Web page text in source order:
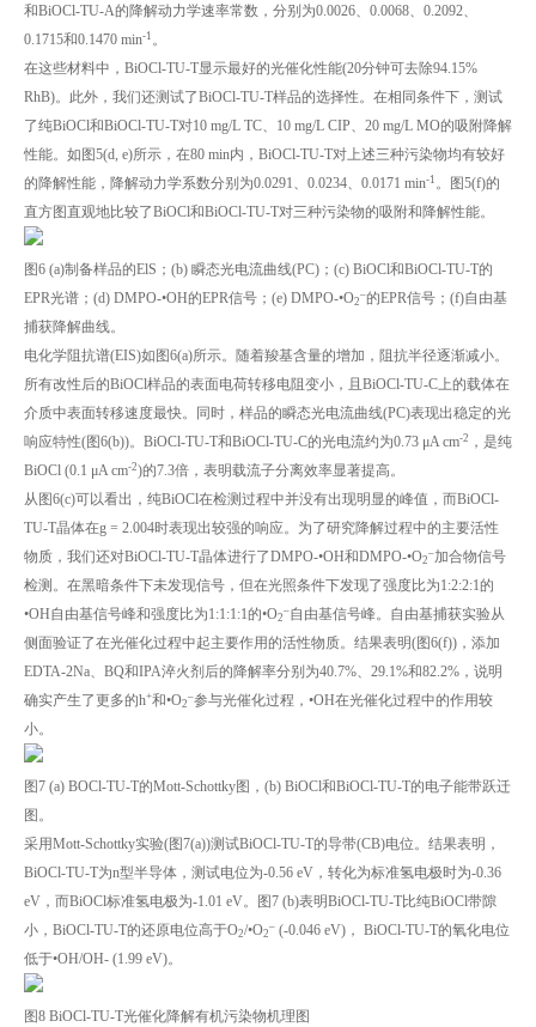
和BiOCl-TU-A的降解动力学速率常数，分别为0.0026、0.0068、0.2092、
0.1715和0.1470 min-1 。
在这些材料中，BiOCl-TU-T显示最好的光催化性能(20分钟可去除94.15%
RhB)。此外，我们还测试了BiOCl-TU-T样品的选择性。在相同条件下，测试
了纯BiOCl和BiOCl-TU-T对10 mg/L TC、10 mg/L CIP、20 mg/L MO的吸附降解
性能。如图5(d, e)所示，在80 min内，BiOCl-TU-T对上述三种污染物均有较好
的降解性能，降解动力学系数分别为0.0291、0.0234、0.0171 min-1 。图5(f)的
直方图直观地比较了BiOCl和BiOCl-TU-T对三种污染物的吸附和降解性能。
图6 (a)制备样品的ElS；(b) 瞬态光电流曲线(PC)；(c) BiOCl和BiOCl-TU-T的
EPR光谱；(d) DMPO-•OH的EPR信号；(e) DMPO-•O2
–的EPR信号；(f)自由基
捕获降解曲线。
电化学阻抗谱(EIS)如图6(a)所示。随着羧基含量的增加，阻抗半径逐渐减小。
所有改性后的BiOCl样品的表面电荷转移电阻变小，且BiOCl-TU-C上的载体在
介质中表面转移速度最快。同时，样品的瞬态光电流曲线(PC)表现出稳定的光
响应特性(图6(b))。BiOCl-TU-T和BiOCl-TU-C的光电流约为0.73 μA cm-2 ，是纯
BiOCl (0.1 μA cm-2)的7.3倍，表明载流子分离效率显著提高。
从图6(c)可以看出，纯BiOCl在检测过程中并没有出现明显的峰值，而BiOCl-
TU-T晶体在g = 2.004时表现出较强的响应。为了研究降解过程中的主要活性
物质，我们还对BiOCl-TU-T晶体进行了DMPO-•OH和DMPO-•O2
–加合物信号
检测。在黑暗条件下未发现信号，但在光照条件下发现了强度比为1:2:2:1的
•OH自由基信号峰和强度比为1:1:1:1的•O2
–自由基信号峰。自由基捕获实验从
侧面验证了在光催化过程中起主要作用的活性物质。结果表明(图6(f))，添加
EDTA-2Na、BQ和IPA淬火剂后的降解率分别为40.7%、29.1%和82.2%，说明
确实产生了更多的h+和•O2
–参与光催化过程，•OH在光催化过程中的作用较
小。
图7 (a) BOCl-TU-T的Mott-Schottky图，(b) BiOCl和BiOCl-TU-T的电子能带跃迁
图。
采用Mott-Schottky实验(图7(a))测试BiOCl-TU-T的导带(CB)电位。结果表明，
BiOCl-TU-T为n型半导体，测试电位为-0.56 eV，转化为标准氢电极时为-0.36
eV，而BiOCl标准氢电极为-1.01 eV。图7 (b)表明BiOCl-TU-T比纯BiOCl带隙
小，BiOCl-TU-T的还原电位高于O2/•O2
– (-0.046 eV)， BiOCl-TU-T的氧化电位
低于•OH/OH- (1.99 eV)。
图8 BiOCl-TU-T光催化降解有机污染物机理图